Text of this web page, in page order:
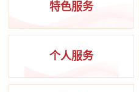
特色服务
个人服务